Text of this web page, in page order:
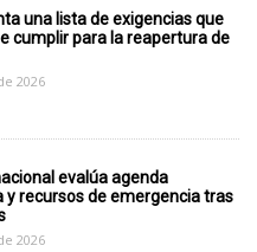
una lista de exigencias que
cumplir para la reapertura de
2026
evalúa agenda
y recursos de emergencia tras
2026